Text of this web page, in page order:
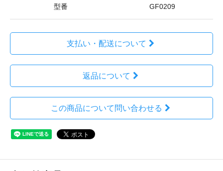
型番 GF0209
支払い・配送について
返品について
この商品について問い合わせる